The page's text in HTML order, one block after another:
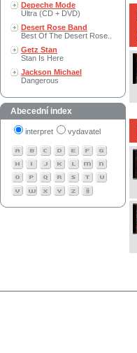
Depeche Mode
Ultra (CD + DVD)
Desert Rose Band
Best Of The Desert Rose..
Getz Stan
Stan Is Here
Jackson Michael
Dangerous
Abecední index
interpret vydavatel